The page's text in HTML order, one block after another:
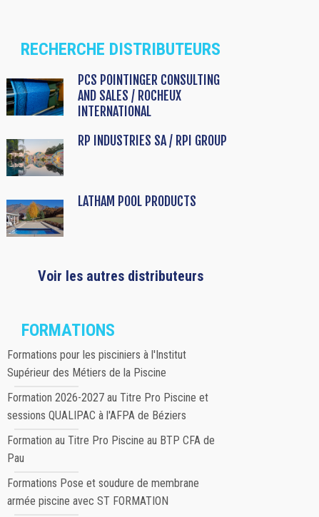
RECHERCHE DISTRIBUTEURS
PCS POINTINGER CONSULTING
AND SALES / ROCHEUX
INTERNATIONAL
RP INDUSTRIES SA / RPI GROUP
LATHAM POOL PRODUCTS
Voir les autres distributeurs
FORMATIONS
Formations pour les pisciniers à l'Institut
Supérieur des Métiers de la Piscine
Formation 2026-2027 au Titre Pro Piscine et
sessions QUALIPAC à l'AFPA de Béziers
Formation au Titre Pro Piscine au BTP CFA de
Pau
Formations Pose et soudure de membrane
armée piscine avec ST FORMATION